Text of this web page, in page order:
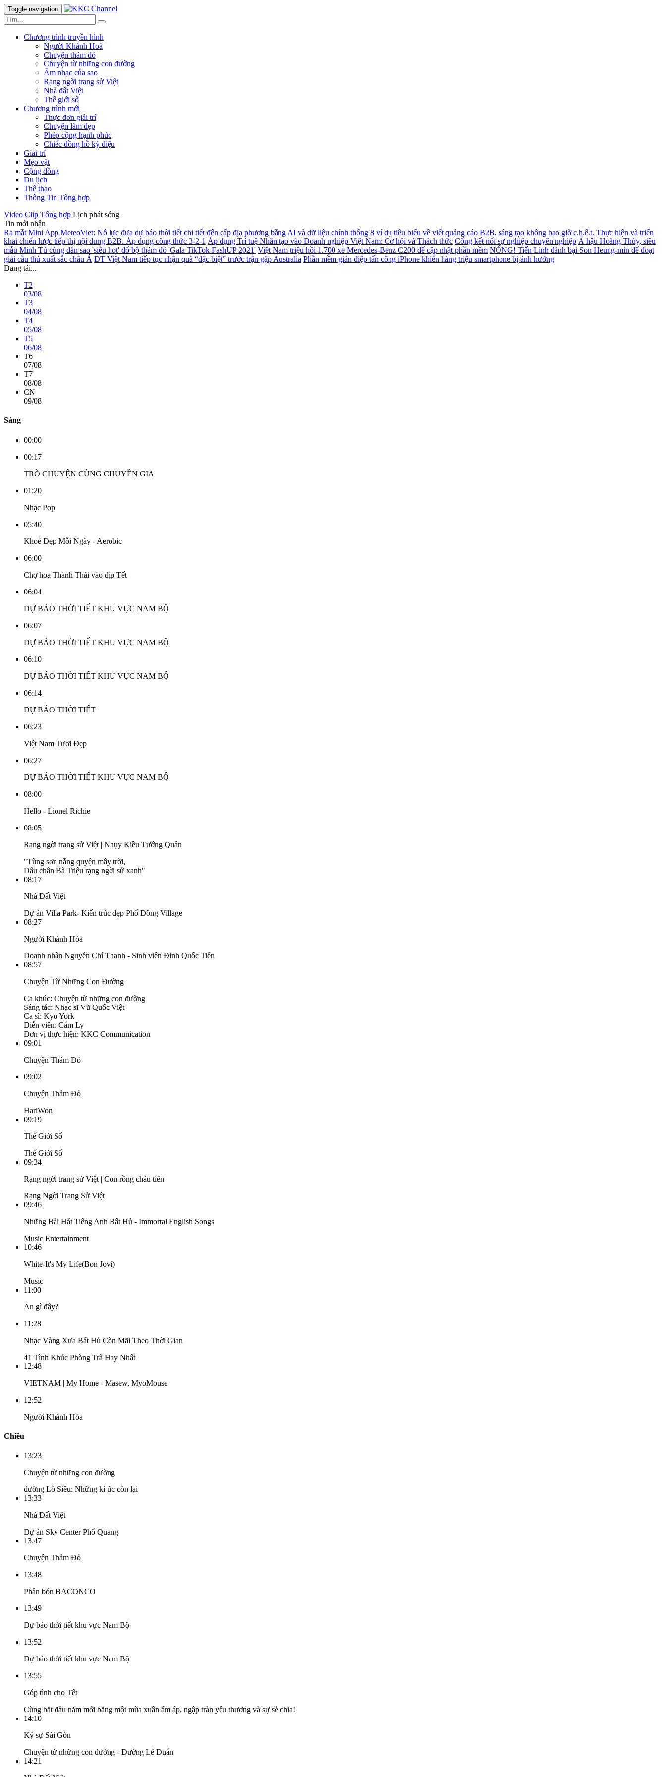
Toggle navigation
Chương trình truyền hình
Người Khánh Hoà
Chuyện thảm đỏ
Chuyện từ những con đường
Âm nhạc của sao
Rạng ngời trang sử Việt
Nhà đất Việt
Thế giới số
Chương trình mới
Thực đơn giải trí
Chuyện làm đẹp
Phép cộng hạnh phúc
Chiếc đồng hồ kỳ diệu
Giải trí
Mẹo vặt
Cộng đồng
Du lịch
Thể thao
Thông Tin Tổng hợp
Video Clip Tổng hợp Lịch phát sóng
Tin mới nhận
Ra mắt Mini App MeteoViet: Nỗ lực đưa dự báo thời tiết chi tiết đến cấp địa phương bằng AI và dữ liệu chính thống 8 ví dụ tiêu biểu về viết quảng cáo B2B, sáng tạo không bao giờ c.h.ế.t. Thực hiện và triển
khai chiến lược tiếp thị nội dung B2B. Áp dụng công thức 3-2-1 Áp dụng Trí tuệ Nhân tạo vào Doanh nghiệp Việt Nam: Cơ hội và Thách thức Cổng kết nối sự nghiệp chuyên nghiệp Á hậu Hoàng Thùy, siêu
mẫu Minh Tú cùng dàn sao 'siêu hot' đổ bộ thảm đỏ 'Gala TikTok FashUP 2021' Việt Nam triệu hồi 1.700 xe Mercedes-Benz C200 để cập nhật phần mềm NÓNG! Tiến Linh đánh bại Son Heung-min để đoạt
giải cầu thủ xuất sắc châu Á ĐT Việt Nam tiếp tục nhận quà “đặc biệt” trước trận gặp Australia Phần mềm gián điệp tấn công iPhone khiến hàng triệu smartphone bị ảnh hưởng
Đang tải...
T2
03/08
T3
04/08
T4
05/08
T5
06/08
T6
07/08
T7
08/08
CN
09/08
Sáng
00:00
00:17
TRÒ CHUYỆN CÙNG CHUYÊN GIA
01:20
Nhạc Pop
05:40
Khoẻ Đẹp Mỗi Ngày - Aerobic
06:00
Chợ hoa Thành Thái vào dịp Tết
06:04
DỰ BÁO THỜI TIẾT KHU VỰC NAM BỘ
06:07
DỰ BÁO THỜI TIẾT KHU VỰC NAM BỘ
06:10
DỰ BÁO THỜI TIẾT KHU VỰC NAM BỘ
06:14
DỰ BÁO THỜI TIẾT
06:23
Việt Nam Tươi Đẹp
06:27
DỰ BÁO THỜI TIẾT KHU VỰC NAM BỘ
08:00
Hello - Lionel Richie
08:05
Rạng ngời trang sử Việt | Nhụy Kiều Tướng Quân
"Tùng sơn nắng quyện mây trời,
Dấu chân Bà Triệu rạng ngời sử xanh"
08:17
Nhà Đất Việt
Dự án Villa Park- Kiến trúc đẹp Phố Đông Village
08:27
Người Khánh Hòa
Doanh nhân Nguyễn Chí Thanh - Sinh viên Đinh Quốc Tiến
08:57
Chuyện Từ Những Con Đường
Ca khúc: Chuyện từ những con đường
Sáng tác: Nhạc sĩ Vũ Quốc Việt
Ca sĩ: Kyo York
Diễn viên: Cẩm Ly
Đơn vị thực hiện: KKC Communication
09:01
Chuyện Thảm Đỏ
09:02
Chuyện Thảm Đỏ
HariWon
09:19
Thế Giới Số
Thế Giới Số
09:34
Rạng ngời trang sử Việt | Con rồng cháu tiên
Rạng Ngời Trang Sử Việt
09:46
Những Bài Hát Tiếng Anh Bất Hủ - Immortal English Songs
Music Entertainment
10:46
White-It's My Life(Bon Jovi)
Music
11:00
Ăn gì đây?
11:28
Nhạc Vàng Xưa Bất Hủ Còn Mãi Theo Thời Gian
41 Tình Khúc Phòng Trà Hay Nhất
12:48
VIETNAM | My Home - Masew, MyoMouse
12:52
Người Khánh Hòa
Chiều
13:23
Chuyện từ những con đường
đường Lò Siêu: Những kí ức còn lại
13:33
Nhà Đất Việt
Dự án Sky Center Phổ Quang
13:47
Chuyện Thảm Đỏ
13:48
Phân bón BACONCO
13:49
Dự báo thời tiết khu vực Nam Bộ
13:52
Dự báo thời tiết khu vực Nam Bộ
13:55
Góp tình cho Tết
Cùng bắt đầu năm mới bằng một mùa xuân ấm áp, ngập tràn yêu thương và sự sẻ chia!
14:10
Ký sự Sài Gòn
Chuyện từ những con đường - Đường Lê Duẩn
14:21